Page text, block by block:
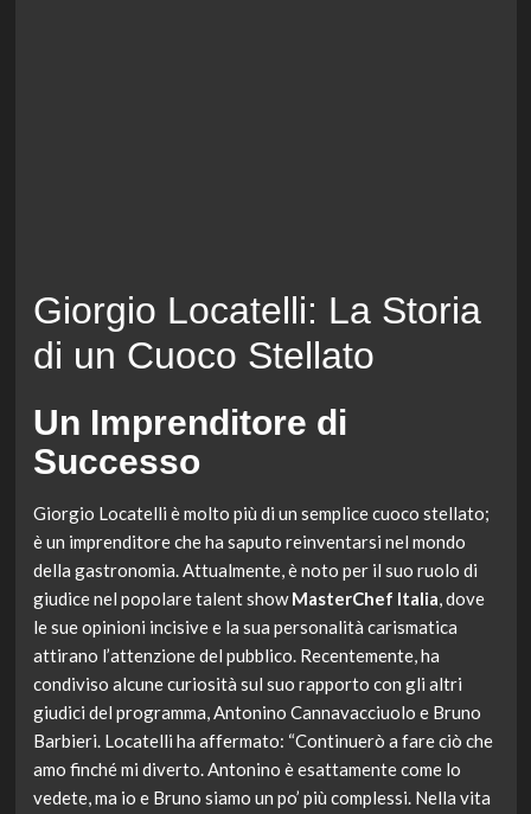
Giorgio Locatelli: La Storia
di un Cuoco Stellato
Un Imprenditore di
Successo
Giorgio Locatelli è molto più di un semplice cuoco stellato;
è un imprenditore che ha saputo reinventarsi nel mondo
della gastronomia. Attualmente, è noto per il suo ruolo di
giudice nel popolare talent showMasterChef Italia, dove
le sue opinioni incisive e la sua personalità carismatica
attirano l’attenzione del pubblico. Recentemente, ha
condiviso alcune curiosità sul suo rapporto con gli altri
giudici del programma, Antonino Cannavacciuolo e Bruno
Barbieri. Locatelli ha affermato: “Continuerò a fare ciò che
amo finché mi diverto. Antonino è esattamente come lo
vedete, ma io e Bruno siamo un po’ più complessi. Nella vita